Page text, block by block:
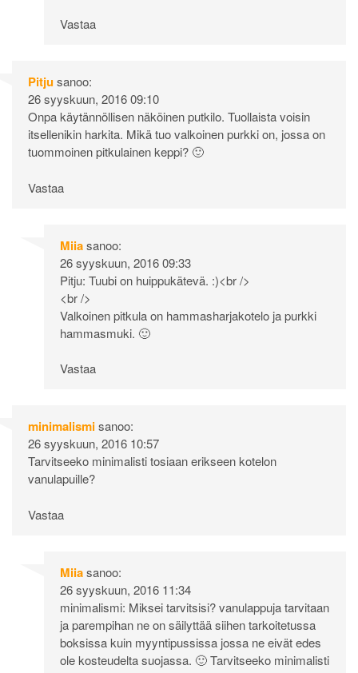
Vastaa
Pitjusanoo:
26 syyskuun, 2016 09:10
Onpa käytännöllisen näköinen putkilo. Tuollaista voisin
itsellenikin harkita. Mikä tuo valkoinen purkki on, jossa on
tuommoinen pitkulainen keppi? 🙂
Vastaa
Miiasanoo:
26 syyskuun, 2016 09:33
Pitju: Tuubi on huippukätevä. :)<br />
<br />
Valkoinen pitkula on hammasharjakotelo ja purkki
hammasmuki. 🙂
Vastaa
minimalismisanoo:
26 syyskuun, 2016 10:57
Tarvitseeko minimalisti tosiaan erikseen kotelon
vanulapuille?
Vastaa
Miiasanoo:
26 syyskuun, 2016 11:34
minimalismi: Miksei tarvitsisi? vanulappuja tarvitaan
ja parempihan ne on säilyttää siihen tarkoitetussa
boksissa kuin myyntipussissa jossa ne eivät edes
ole kosteudelta suojassa. 🙂 Tarvitseeko minimalisti